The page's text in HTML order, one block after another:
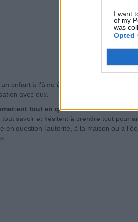
I want
of my
was
Opted
un enfant à l’âme âgée aime parler aux
avec eux.
tout en question :Les enfants de
tout savoir et hésitent à prendre tout pour
en question l’autorité, à la maison ou à